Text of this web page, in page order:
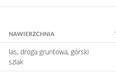
NAWIERZCHNIA
las, droga gruntowa, górski
szlak